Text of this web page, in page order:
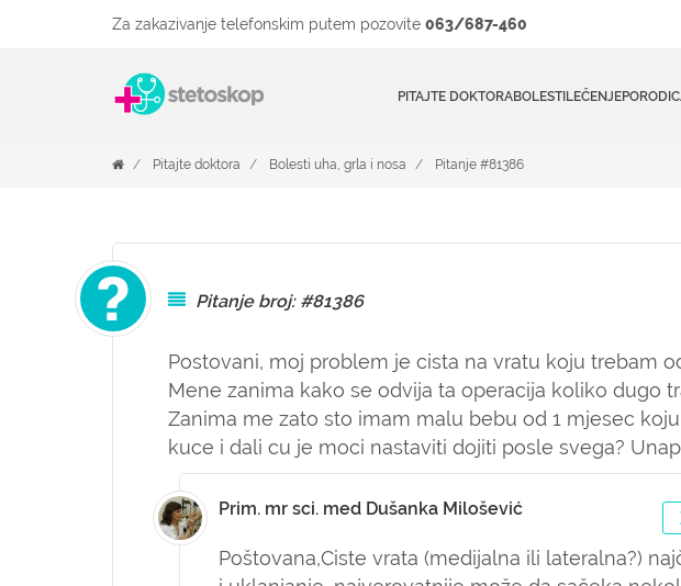
Za zakazivanje telefonskim putem pozovite 063/687-460
PITAJTE DOKTORABOLESTILEČENJE
Pitajte doktora Bolesti uha, grla i nosa Pitanje #81386
Pitanje broj: #81386
Postovani, moj problem je cista na vratu koju trebam
Mene zanima kako se odvija ta operacija koliko dugo
Zanima me zato sto imam malu bebu od 1 mjesec
kuce i dali cu je moci nastaviti dojiti posle svega?
Prim. mr sci. med Dušanka Milošević
Poštovana,Ciste vrata (medijalna ili lateralna?)